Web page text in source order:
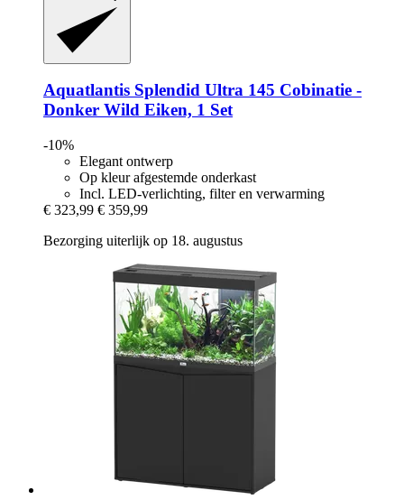
Aquatlantis Splendid Ultra 145 Cobinatie -​
Donker Wild Eiken, 1 Set
-10%
Elegant ontwerp
Op kleur afgestemde onderkast
Incl. LED-verlichting, filter en verwarming
€ 323,99 € 359,99
Bezorging uiterlijk op 18. augustus